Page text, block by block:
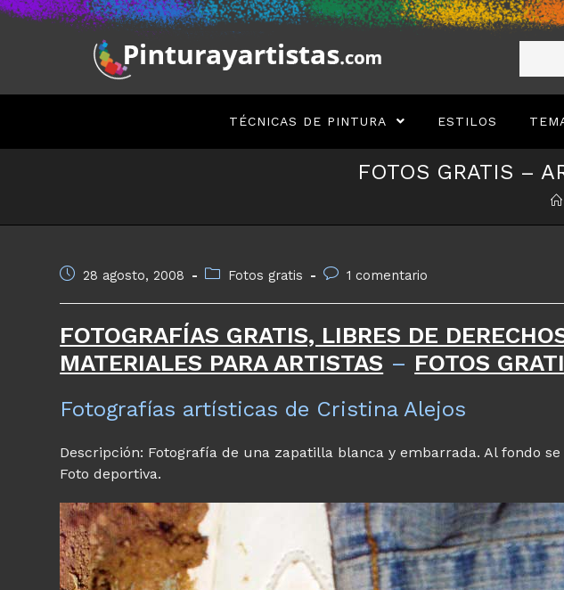
Saltar
TÉCNICAS DE PINTURA ESTILOS
FOTOS GRATIS –
Publicación
entrada:
28 agosto, 2008
Categoría
entrada:
Fotos gratis
Comentarios
entrada:
1 comentario
FOTOGRAFÍAS GRATIS, LIBRES DE
MATERIALES PARA ARTISTAS – FOTOS
Fotografías artísticas de Cristina Alejos
Descripción: Fotografía de una zapatilla blanca y embarrada. Al fondo
Foto deportiva.